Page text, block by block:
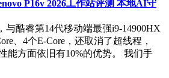
P16v 2026工作站评测 本地AI守
与酷睿第14代移动端最强i9-14900HX
、4个E-Core，还取消了超线程，
能方面依旧有10%的优势。 我们手